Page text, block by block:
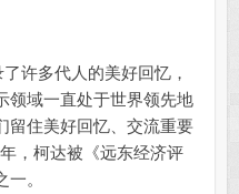
许多代人的美好回忆，
领域一直处于世界领先地
留住美好回忆、交流重要
，柯达被《远东经济评
。